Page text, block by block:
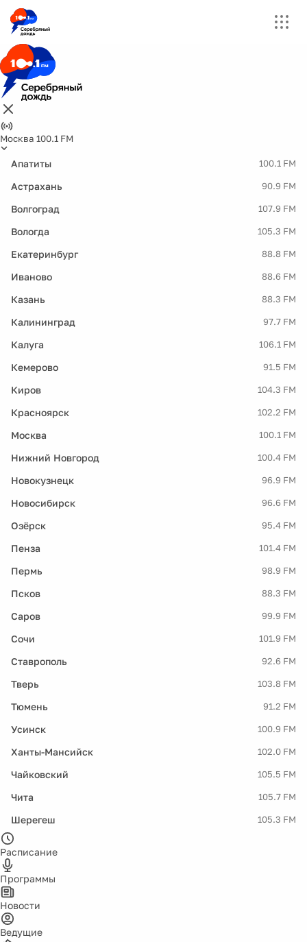
Москва 100.1 FM
Апатиты 100.1 FM
Астрахань 90.9 FM
Волгоград 107.9 FM
Вологда 105.3 FM
Екатеринбург 88.8 FM
Иваново 88.6 FM
Казань 88.3 FM
Калининград 97.7 FM
Калуга 106.1 FM
Кемерово 91.5 FM
Киров 104.3 FM
Красноярск 102.2 FM
Москва 100.1 FM
Нижний Новгород 100.4 FM
Новокузнецк 96.9 FM
Новосибирск 96.6 FM
Озёрск 95.4 FM
Пенза 101.4 FM
Пермь 98.9 FM
Псков 88.3 FM
Саров 99.9 FM
Сочи 101.9 FM
Ставрополь 92.6 FM
Тверь 103.8 FM
Тюмень 91.2 FM
Усинск 100.9 FM
Ханты-Мансийск 102.0 FM
Чайковский 105.5 FM
Чита 105.7 FM
Шерегеш 105.3 FM
Расписание
Программы
Новости
Ведущие